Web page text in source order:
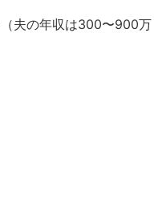
夫の年収は300〜900万